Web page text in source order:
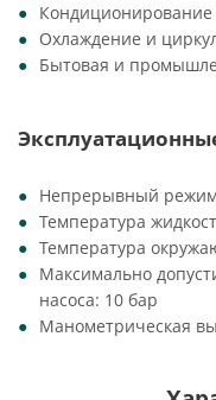
Кондиционирование
Охлаждение и
Бытовая и
Непрерывный режим
Температура
Температура
Максимально
насоса: 10 бар
Манометрическая